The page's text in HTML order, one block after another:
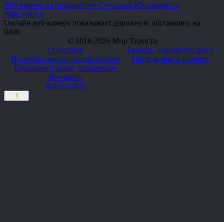
Веб-камера на перекрёстке Сурикова-Марковского,
Красноярск
Онлайн веб-камера показывает дорожную обстановку на
0406
© 2018-2026 Мир Туриста
О портале
Политика конфиденциальности
Пользовательское соглашение
Контакты
Карта сайта
Больше, чем просто фото
Увидеть мир и выжить